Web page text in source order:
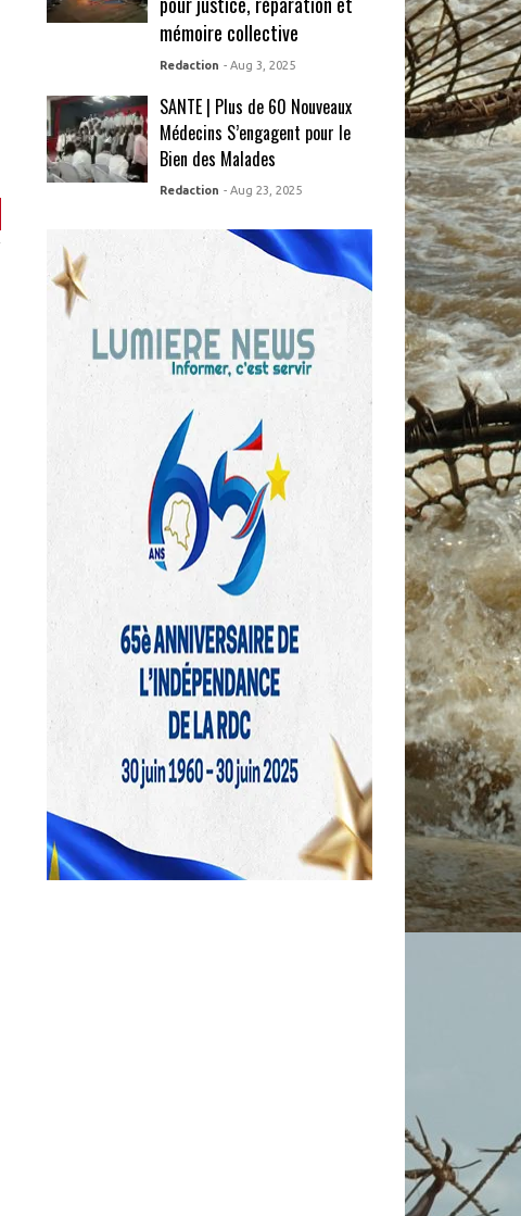
mémoire collective
Redaction - Aug 3, 2025
SANTE | Plus de 60 Nouveaux
Médecins S’engagent pour le
Bien des Malades
Redaction - Aug 23, 2025